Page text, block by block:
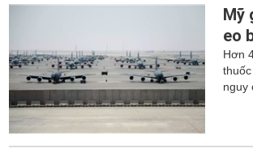
Mỹ
eo
Hơn
nguy